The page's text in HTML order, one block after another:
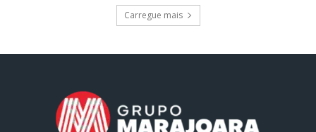
Carregue mais